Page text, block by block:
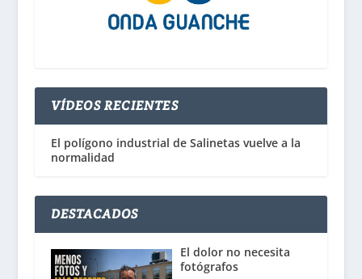
VÍDEOS RECIENTES
El polígono industrial de Salinetas vuelve a la
normalidad
DESTACADOS
El dolor no necesita
fotógrafos